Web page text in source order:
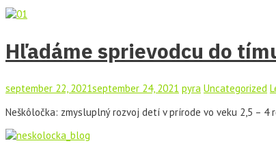
Hľadáme sprievodcu do
september 22, 2021september 24, 2021 pyra Uncategorized
Neškôločka: zmysluplný rozvoj detí v prírode vo veku 2,5 – 4